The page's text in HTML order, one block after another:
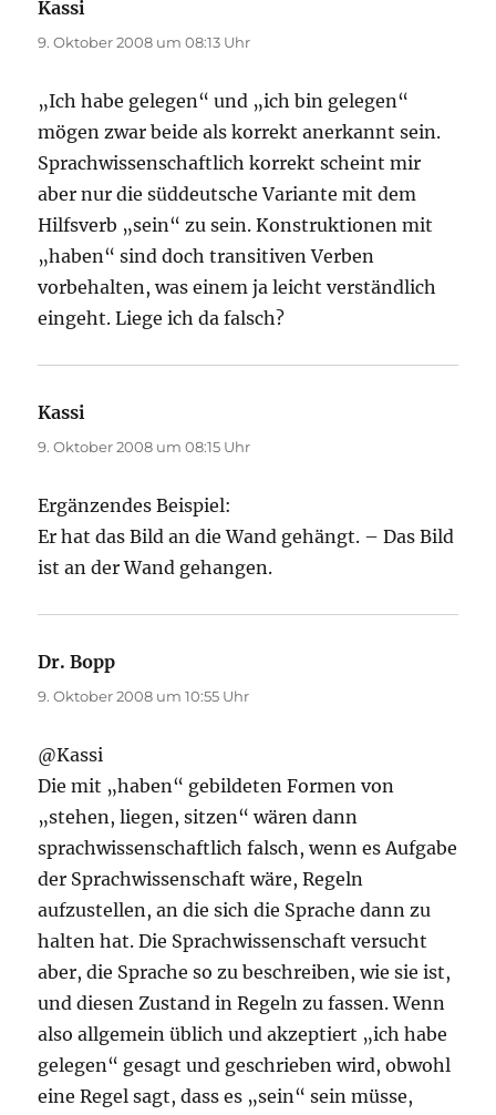
Kassi
9. Oktober 2008 um 08:13 Uhr
„Ich habe gelegen“ und „ich bin gelegen“
mögen zwar beide als korrekt anerkannt sein.
Sprachwissenschaftlich korrekt scheint mir
aber nur die süddeutsche Variante mit dem
Hilfsverb „sein“ zu sein. Konstruktionen mit
„haben“ sind doch transitiven Verben
vorbehalten, was einem ja leicht verständlich
eingeht. Liege ich da falsch?
Kassi
9. Oktober 2008 um 08:15 Uhr
Ergänzendes Beispiel:
Er hat das Bild an die Wand gehängt. – Das Bild
ist an der Wand gehangen.
Dr. Bopp
9. Oktober 2008 um 10:55 Uhr
@Kassi
Die mit „haben“ gebildeten Formen von
„stehen, liegen, sitzen“ wären dann
sprachwissenschaftlich falsch, wenn es Aufgabe
der Sprachwissenschaft wäre, Regeln
aufzustellen, an die sich die Sprache dann zu
halten hat. Die Sprachwissenschaft versucht
aber, die Sprache so zu beschreiben, wie sie ist,
und diesen Zustand in Regeln zu fassen. Wenn
also allgemein üblich und akzeptiert „ich habe
gelegen“ gesagt und geschrieben wird, obwohl
eine Regel sagt, dass es „sein“ sein müsse,